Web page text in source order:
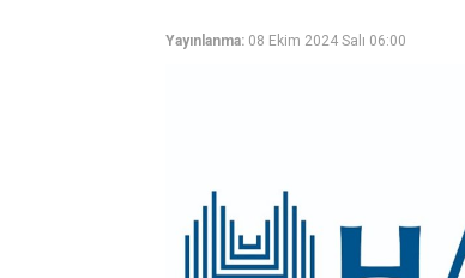
Yayınlanma: 08 Ekim 2024 Salı 06:00